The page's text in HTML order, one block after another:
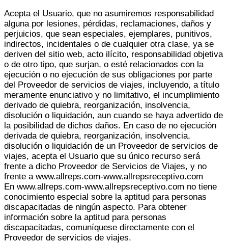
Acepta el Usuario, que no asumiremos responsabilidad
alguna por lesiones, pérdidas, reclamaciones, daños y
perjuicios, que sean especiales, ejemplares, punitivos,
indirectos, incidentales o de cualquier otra clase, ya se
deriven del sitio web, acto ilícito, responsabilidad objetiva
o de otro tipo, que surjan, o esté relacionados con la
ejecución o no ejecución de sus obligaciones por parte
del Proveedor de servicios de viajes, incluyendo, a título
meramente enunciativo y no limitativo, el incumplimiento
derivado de quiebra, reorganización, insolvencia,
disolución o liquidación, aun cuando se haya advertido de
la posibilidad de dichos daños. En caso de no ejecución
derivada de quiebra, reorganización, insolvencia,
disolución o liquidación de un Proveedor de servicios de
viajes, acepta el Usuario que su único recurso será
frente a dicho Proveedor de Servicios de Viajes, y no
frente a www.allreps.com-www.allrepsreceptivo.com
En www.allreps.com-www.allrepsreceptivo.com no tiene
conocimiento especial sobre la aptitud para personas
discapacitadas de ningún aspecto. Para obtener
información sobre la aptitud para personas
discapacitadas, comuníquese directamente con el
Proveedor de servicios de viajes.